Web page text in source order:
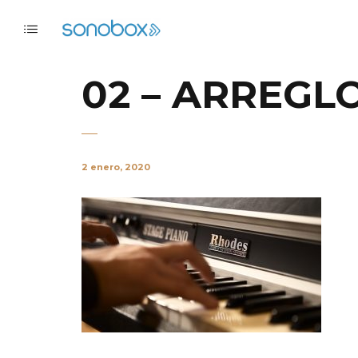
02 –
2 enero, 2020